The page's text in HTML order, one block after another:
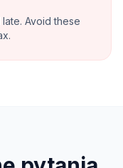
Avoid these